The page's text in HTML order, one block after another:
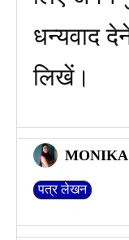
धन्यवाद
लिखें।
MONIKA
पत्र लेखन